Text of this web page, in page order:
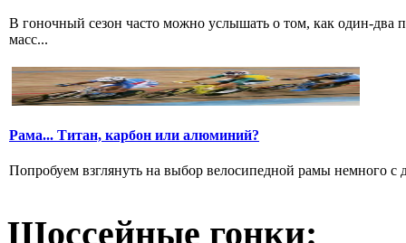
В гоночный сезон часто можно услышать о том, как один-два
масс...
Рама... Титан, карбон или алюминий?
Попробуем взглянуть на выбор велосипедной рамы немного с
Шоссейные гонки: